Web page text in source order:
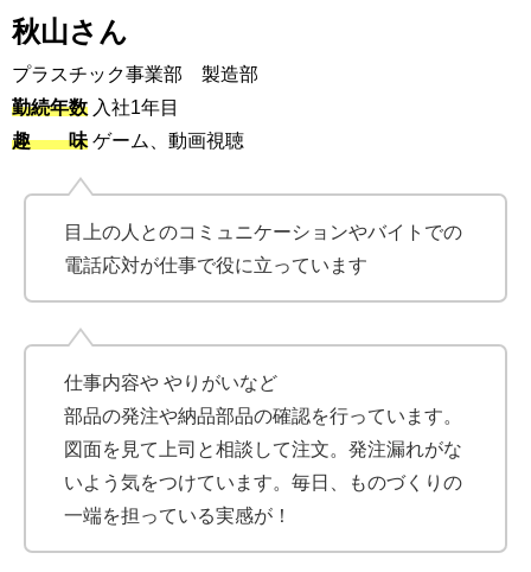
秋山さん
プラスチック事業部 製造部
勤続年数 入社1年目
趣 味 ゲーム、動画視聴
目上の人とのコミュニケーションやバイトでの
電話応対が仕事で役に立っています
仕事内容や やりがいなど
部品の発注や納品部品の確認を行っています。
図面を見て上司と相談して注文。発注漏れがな
いよう気をつけています。毎日、ものづくりの
一端を担っている実感が！